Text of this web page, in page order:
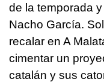
de la temporada
Nacho García.
recalar en A
cimentar un
catalán y sus